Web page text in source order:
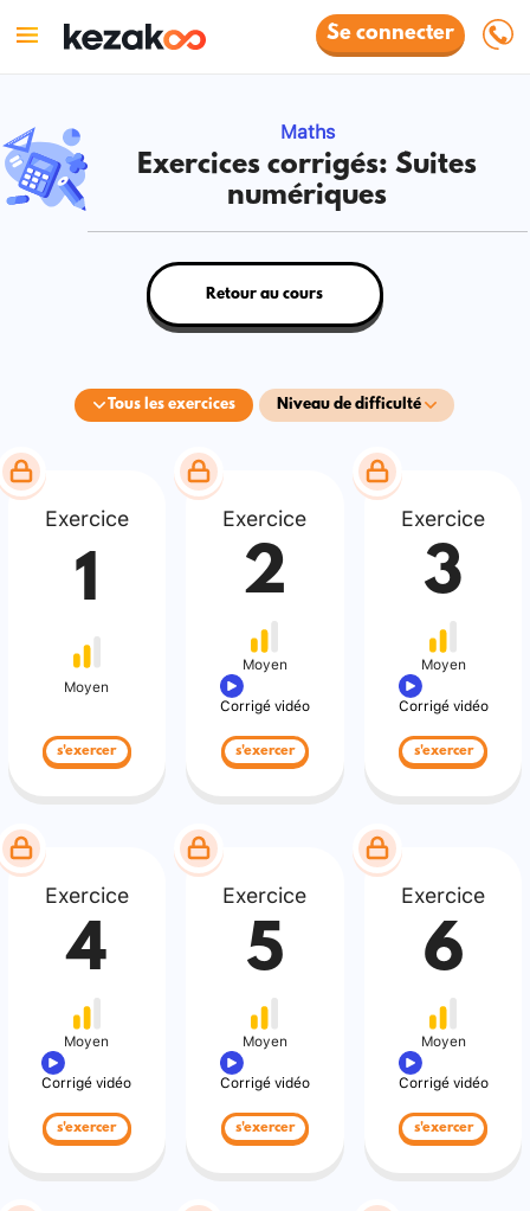
Se connecter
Maths
Exercices corrigés: Suites
numériques
Tous les exercices Niveau de difficulté
Retour au cours
Exercice
1
Moyen
s'exercer
Exercice
2
Moyen
Corrigé vidéo
s'exercer
Exercice
3
Moyen
Corrigé vidéo
s'exercer
Exercice
4
Moyen
Corrigé vidéo
s'exercer
Exercice
5
Moyen
Corrigé vidéo
s'exercer
Exercice
6
Moyen
Corrigé vidéo
s'exercer